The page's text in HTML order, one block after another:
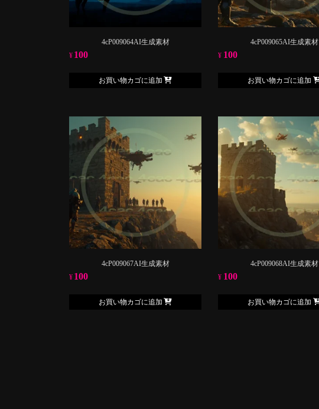
4cP009064AI生成素材
¥ 100
お買い物カゴに追加
4cP009065AI生成素材
¥ 100
お買い物カゴに追加
4cP009067AI生成素材
¥ 100
お買い物カゴに追加
4cP009068AI生成素材
¥ 100
お買い物カゴに追加